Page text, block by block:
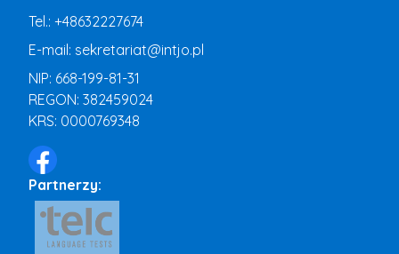
Tel.: +48632227674
E-mail: sekretariat@intjo.pl
NIP: 668-199-81-31
REGON: 382459024
KRS: 0000769348
Partnerzy: